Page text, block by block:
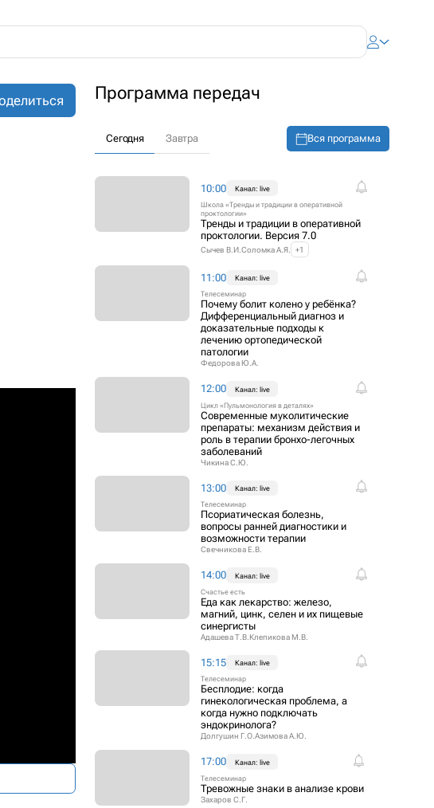
Программа передач
Сегодня Завтра Вся программа
10:00
Канал: live
Школа «Тренды и традиции в оперативной
проктологии»
Тренды и традиции в оперативной
проктологии. Версия 7.0
Сычев В.И.Соломка А.Я. +1
11:00
Канал: live
Телесеминар
Почему болит колено у ребёнка?
Дифференциальный диагноз и
доказательные подходы к
лечению ортопедической
патологии
Федорова Ю.А.
12:00
Канал: live
Цикл «Пульмонология в деталях»
Современные муколитические
препараты: механизм действия и
роль в терапии бронхо-легочных
заболеваний
Чикина С.Ю.
13:00
Канал: live
Телесеминар
Псориатическая болезнь,
вопросы ранней диагностики и
возможности терапии
Свечникова Е.В.
14:00
Канал: live
Счастье есть
Еда как лекарство: железо,
магний, цинк, селен и их пищевые
синергисты
Адашева Т.В. Клепикова М.В.
15:15
Канал: live
Телесеминар
Бесплодие: когда
гинекологическая проблема, а
когда нужно подключать
эндокринолога?
Долгушин Г.О.Азимова А.Ю.
17:00
Канал: live
Телесеминар
Тревожные знаки в анализе крови
Захаров С.Г.